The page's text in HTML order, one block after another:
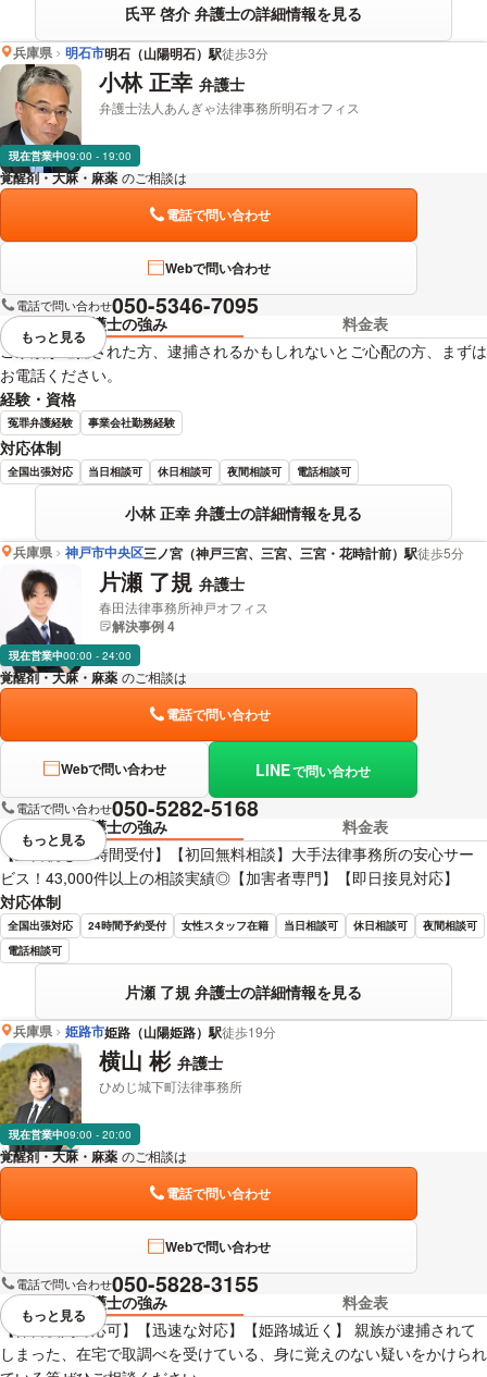
氏平 啓介 弁護士の詳細情報を見る
兵庫県 明石市明石（山陽明石）駅徒歩3分
小林 正幸 弁護士
弁護士法人あんぎゃ法律事務所明石オフィス
現在営業中09:00 - 19:00
覚醒剤・大麻・麻薬 のご相談は
電話で問い合わせ
Webで問い合わせ
電話で問い合わせ050-5346-7095
弁護士の強み
料金表
ご家族が逮捕された方、逮捕されるかもしれないとご心配の方、まずは
お電話ください。
経験・資格
冤罪弁護経験 事業会社勤務経験
対応体制
全国出張対応 当日相談可 休日相談可 夜間相談可 電話相談可
小林 正幸 弁護士の詳細情報を見る
視覚的に省略されている要素を
もっと見る
兵庫県 神戸市中央区三ノ宮（神戸三宮、三宮、三宮・花時計前）駅徒歩5分
片瀬 了規 弁護士
春田法律事務所神戸オフィス
解決事例 4
現在営業中00:00 - 24:00
覚醒剤・大麻・麻薬 のご相談は
電話で問い合わせ
Webで問い合わせ LINEで問い合わせ
電話で問い合わせ050-5282-5168
弁護士の強み
料金表
【土日祝も24時間受付】【初回無料相談】大手法律事務所の安心サー
ビス！43,000件以上の相談実績◎【加害者専門】【即日接見対応】
対応体制
全国出張対応 24時間予約受付 女性スタッフ在籍 当日相談可 休日相談可
夜間相談可
電話相談可
片瀬 了規 弁護士の詳細情報を見る
視覚的に省略されている要素を
もっと見る
兵庫県 姫路市姫路（山陽姫路）駅徒歩19分
横山 彬 弁護士
ひめじ城下町法律事務所
現在営業中09:00 - 20:00
覚醒剤・大麻・麻薬 のご相談は
電話で問い合わせ
Webで問い合わせ
電話で問い合わせ050-5828-3155
弁護士の強み
料金表
【休日夜間対応可】【迅速な対応】【姫路城近く】 親族が逮捕されて
しまった、在宅で取調べを受けている、身に覚えのない疑いをかけられ
視覚的に省略されている要素を
もっと見る